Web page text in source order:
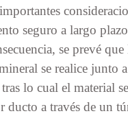
seguro a largo
se prevé que
se realice junto
lo cual el material se
ducto a través de un